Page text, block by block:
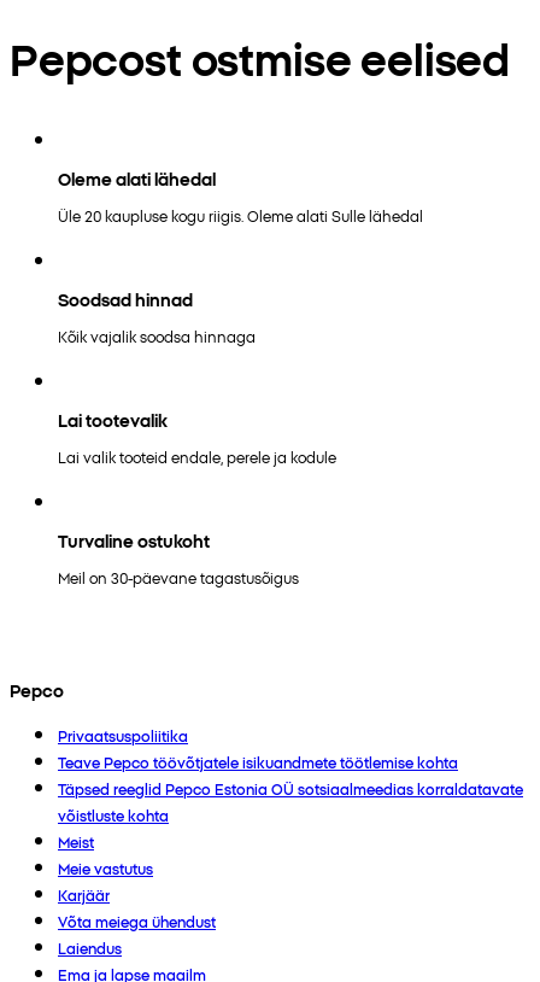
Pepcost ostmise eelised
Oleme alati lähedal
Üle 20 kaupluse kogu riigis. Oleme alati Sulle lähedal
Soodsad hinnad
Kõik vajalik soodsa hinnaga
Lai tootevalik
Lai valik tooteid endale, perele ja kodule
Turvaline ostukoht
Meil on 30-päevane tagastusõigus
Pepco
Privaatsuspoliitika
Teave Pepco töövõtjatele isikuandmete töötlemise kohta
Täpsed reeglid Pepco Estonia OÜ sotsiaalmeedias korraldatavate
võistluste kohta
Meist
Meie vastutus
Karjäär
Võta meiega ühendust
Laiendus
Ema ja lapse maailm